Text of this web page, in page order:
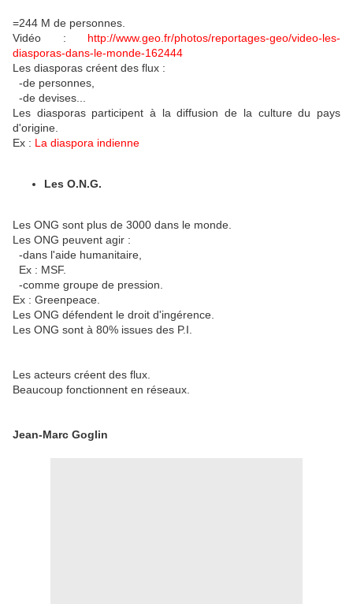
=244 M de personnes.
Vidéo :
http://www.geo.fr/photos/reportages-geo/video-les-
diasporas-dans-le-monde-162444
Les diasporas créent des flux :
-de personnes,
-de devises...
Les diasporas participent à la diffusion de la culture du pays
d'origine.
Ex : La diaspora indienne
Les O.N.G.
Les ONG sont plus de 3000 dans le monde.
Les ONG peuvent agir :
-dans l'aide humanitaire,
Ex : MSF.
-comme groupe de pression.
Ex : Greenpeace.
Les ONG défendent le droit d'ingérence.
Les ONG sont à 80% issues des P.I.
Les acteurs créent des flux.
Beaucoup fonctionnent en réseaux.
Jean-Marc Goglin